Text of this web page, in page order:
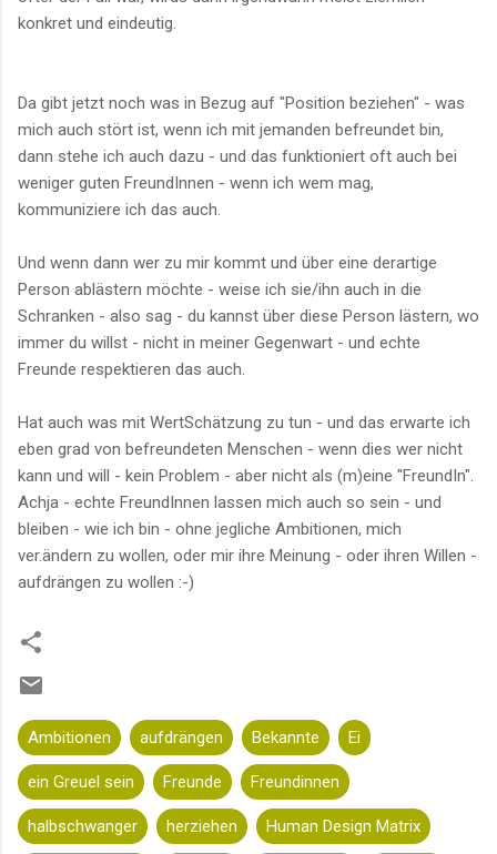
konkret und eindeutig.
Da gibt jetzt noch was in Bezug auf "Position beziehen" - was
mich auch stört ist, wenn ich mit jemanden befreundet bin,
dann stehe ich auch dazu - und das funktioniert oft auch bei
weniger guten FreundInnen - wenn ich wem mag,
kommuniziere ich das auch.
Und wenn dann wer zu mir kommt und über eine derartige
Person ablästern möchte - weise ich sie/ihn auch in die
Schranken - also sag - du kannst über diese Person lästern, wo
immer du willst - nicht in meiner Gegenwart - und echte
Freunde respektieren das auch.
Hat auch was mit WertSchätzung zu tun - und das erwarte ich
eben grad von befreundeten Menschen - wenn dies wer nicht
kann und will - kein Problem - aber nicht als (m)eine "FreundIn".
Achja - echte FreundInnen lassen mich auch so sein - und
bleiben - wie ich bin - ohne jegliche Ambitionen, mich
ver.ändern zu wollen, oder mir ihre Meinung - oder ihren Willen -
aufdrängen zu wollen :-)
Ambitionen aufdrängen Bekannte Ei
ein Greuel sein Freunde Freundinnen
halbschwanger herziehen Human Design Matrix